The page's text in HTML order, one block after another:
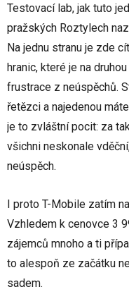
Testovací lab, jak tuto
pražských Roztylech
Na jednu stranu je zde
hranic, které je na
frustrace z neúspěchů.
řetězci a najedenou
je to zvláštní pocit: za
všichni neskonale
neúspěch.
I proto T-Mobile zatím
Vzhledem k cenovce 3
zájemců mnoho a ti
to alespoň ze začátku
sadem.